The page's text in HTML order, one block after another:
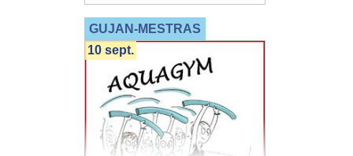
GUJAN-MESTRAS
10 sept.